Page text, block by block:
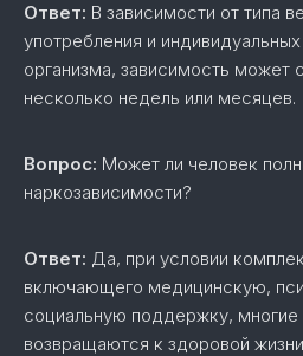
Ответ: В зависимости от типа
употребления и
организма, зависимость может
несколько недель или месяцев.
Вопрос: Может ли человек
наркозависимости?
Ответ: Да, при условии
включающего медицинскую,
социальную поддержку,
возвращаются к здоровой